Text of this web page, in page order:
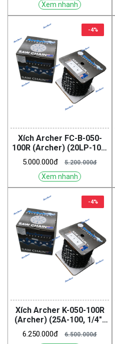
Xem nhanh
Xích Archer FC-B-050-
100R (Archer) (20LP-100,
0.325")
5.000.000đ 5.200.000đ
-4%
Xem nhanh
Xích Archer K-050-100R
(Archer) (25A-100, 1/4")
(chuột)
6.250.000đ 6.500.000đ
-4%